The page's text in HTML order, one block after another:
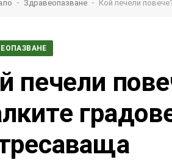
- Здравеопазване - Кой печели
печели